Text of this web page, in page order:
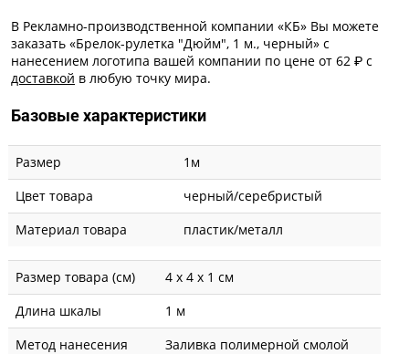
В Рекламно-производственной компании «КБ» Вы можете
заказать «Брелок-рулетка "Дюйм", 1 м., черный» с
нанесением логотипа вашей компании по цене от 62 ₽ с
доставкой в любую точку мира.
Базовые характеристики
Размер
1м
Цвет товара
черный/серебристый
Материал товара
пластик/металл
Размер товара (см)
4 х 4 х 1 см
Длина шкалы
1 м
Метод нанесения
Заливка полимерной смолой